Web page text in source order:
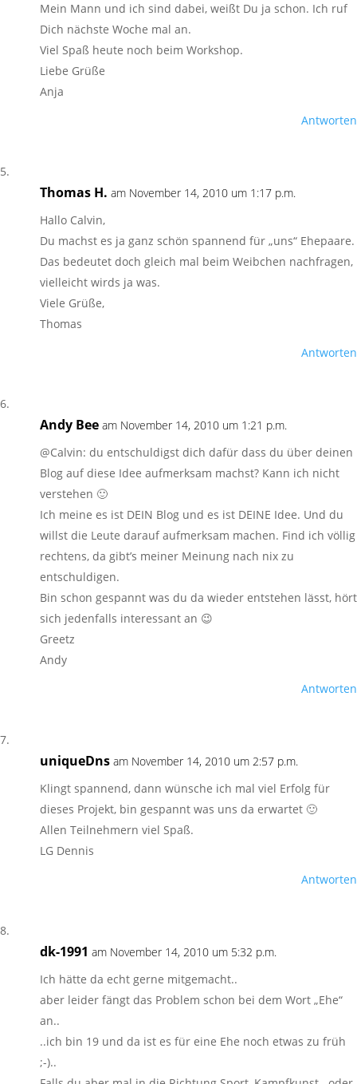
Mein Mann und ich sind dabei, weißt Du ja schon. Ich ruf
Dich nächste Woche mal an.
Viel Spaß heute noch beim Workshop.
Liebe Grüße
Anja
Antworten
Thomas H. am November 14, 2010 um 1:17 p.m.
Hallo Calvin,
Du machst es ja ganz schön spannend für „uns“ Ehepaare.
Das bedeutet doch gleich mal beim Weibchen nachfragen,
vielleicht wirds ja was.
Viele Grüße,
Thomas
Antworten
Andy Bee am November 14, 2010 um 1:21 p.m.
@Calvin: du entschuldigst dich dafür dass du über deinen
Blog auf diese Idee aufmerksam machst? Kann ich nicht
verstehen 🙂
Ich meine es ist DEIN Blog und es ist DEINE Idee. Und du
willst die Leute darauf aufmerksam machen. Find ich völlig
rechtens, da gibt’s meiner Meinung nach nix zu
entschuldigen.
Bin schon gespannt was du da wieder entstehen lässt, hört
sich jedenfalls interessant an 😉
Greetz
Andy
Antworten
uniqueDns am November 14, 2010 um 2:57 p.m.
Klingt spannend, dann wünsche ich mal viel Erfolg für
dieses Projekt, bin gespannt was uns da erwartet 🙂
Allen Teilnehmern viel Spaß.
LG Dennis
Antworten
dk-1991 am November 14, 2010 um 5:32 p.m.
Ich hätte da echt gerne mitgemacht..
aber leider fängt das Problem schon bei dem Wort „Ehe“
an..
..ich bin 19 und da ist es für eine Ehe noch etwas zu früh
;-)..